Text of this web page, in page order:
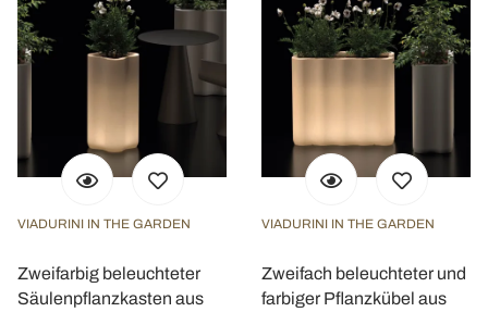
VIADURINI IN THE GARDEN
Zweifarbig beleuchteter
Säulenpflanzkasten aus
VIADURINI IN THE GARDEN
Zweifach beleuchteter und
farbiger Pflanzkübel aus